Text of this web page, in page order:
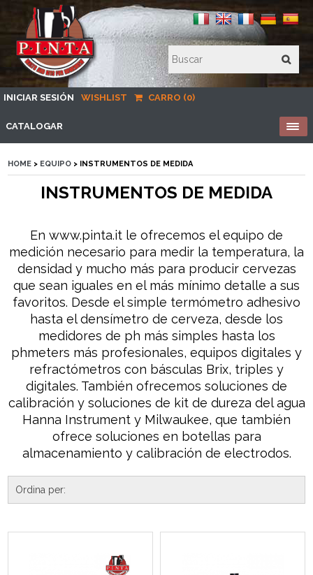
INICIAR SESIÓN WISHLIST CARRO (0)
CATALOGAR
HOME > EQUIPO > INSTRUMENTOS DE MEDIDA
INSTRUMENTOS DE MEDIDA
En www.pinta.it le ofrecemos el equipo de
medición necesario para medir la temperatura, la
densidad y mucho más para producir cervezas
que sean iguales en el más mínimo detalle a sus
favoritos. Desde el simple termómetro adhesivo
hasta el densímetro de cerveza, desde los
medidores de ph más simples hasta los
phmeters más profesionales, equipos digitales y
refractómetros con básculas Brix, triples y
digitales. También ofrecemos soluciones de
calibración y soluciones de kit de dureza del agua
Hanna Instrument y Milwaukee, que también
ofrece soluciones en botellas para
almacenamiento y calibración de electrodos.